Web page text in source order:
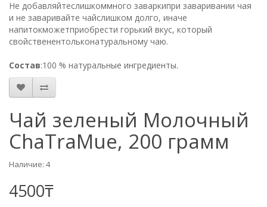
Не добавляйтеслишкоммного заваркипри заваривании чая
и не заваривайте чайслишком долго, иначе
напитокможетприобрести горький вкус, который
свойственентольконатуральному чаю.
Состав:100 % натуральные ингредиенты.
Чай зеленый Молочный
ChaTraMue, 200 грамм
Наличие: 4
4500₸